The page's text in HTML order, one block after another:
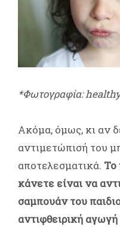
*Φωτογραφία:
Ακόμα, όμως, κι αν
αντιμετώπισή του
αποτελεσματικά. Το
κάνετε είναι να
σαμπουάν του
αντιφθειρική αγωγή